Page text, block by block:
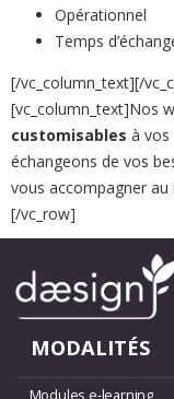
Opérationnel
Temps
[/vc_column_text][/
[vc_column_text]Nos
customisables à vos
échangeons de vos
vous accompagner
[/vc_row]
MODALITÉS
Modules e-learning